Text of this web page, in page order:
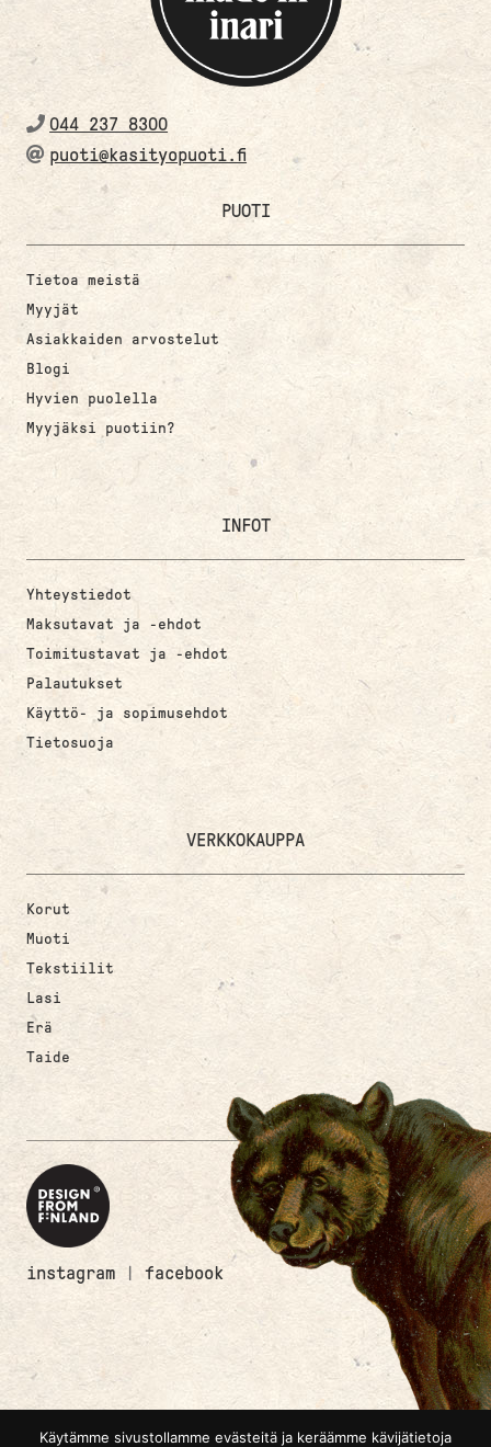
044 237 8300
puoti@kasityopuoti.fi
PUOTI
Tietoa meistä
Myyjät
Asiakkaiden arvostelut
Blogi
Hyvien puolella
Myyjäksi puotiin?
INFOT
Yhteystiedot
Maksutavat ja -ehdot
Toimitustavat ja -ehdot
Palautukset
Käyttö- ja sopimusehdot
Tietosuoja
VERKKOKAUPPA
Korut
Muoti
Tekstiilit
Lasi
Erä
Taide
instagram |facebook
Käytämme sivustollamme evästeitä ja keräämme kävijätietoja